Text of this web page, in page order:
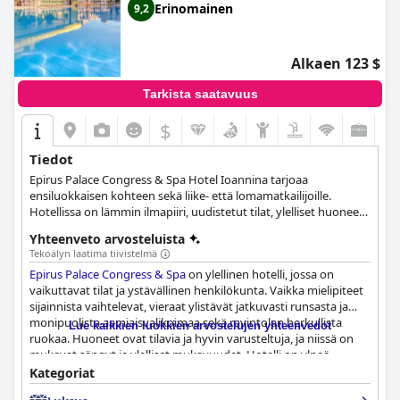
9,2 Erinomainen
Alkaen 123 $
Tarkista saatavuus
$
Tiedot
Epirus Palace Congress & Spa Hotel Ioannina tarjoaa
ensiluokkaisen kohteen sekä liike- että lomamatkailijoille.
Hotellissa on lämmin ilmapiiri, uudistetut tilat, ylelliset huoneet
hienostunut lounge, 194 deluxe-huonetta ja sviittiä, modernit
konferenssisalit, ainutlaatuiset ruokailu- ja baarielämykset,
huippuluokan leikkihuone, houkutteleva kylpylä ja kaupungin
suurin hotelliuima-allas. Valokuituinen Wi-Fi takaa nopeat
Internet-nopeudet, ja hotellin epiron-tyylinen vieraanvaraisuus
palvelee kaikenlaisia matkailijoita. Vieraat voivat nauttia Orange
Grove -ravintolan välimerellisestä tunnelmasta, Le Bistro
Restaurant & Bar -ravintolan kekseliäästä ruokalistasta ja
Dodoni Spa -kylpylän nuorentavista hoidoista.
Yhteenveto arvosteluista
Tekoälyn laatima tiivistelmä
Epirus Palace Congress & Spaon ylellinen hotelli, jossa on
vaikuttavat tilat ja ystävällinen henkilökunta. Vaikka mielipiteet
sijainnista vaihtelevat, vieraat ylistävät jatkuvasti runsasta ja
monipuolista aamiaisvalikoimaa sekä ravintolan herkullista
ruokaa. Huoneet ovat tilavia ja hyvin varusteltuja, ja niissä on
mukavat sängyt ja ylelliset mukavuudet. Hotelli on ylpeä
siisteydestään, vaikka joillakin alueilla olisi parantamisen varaa.
Kylpylä on erittäin suositeltava ammattimaisine hieronta- ja
Lue kaikkien luokkien arvostelujen yhteenvedot
Kategoriat